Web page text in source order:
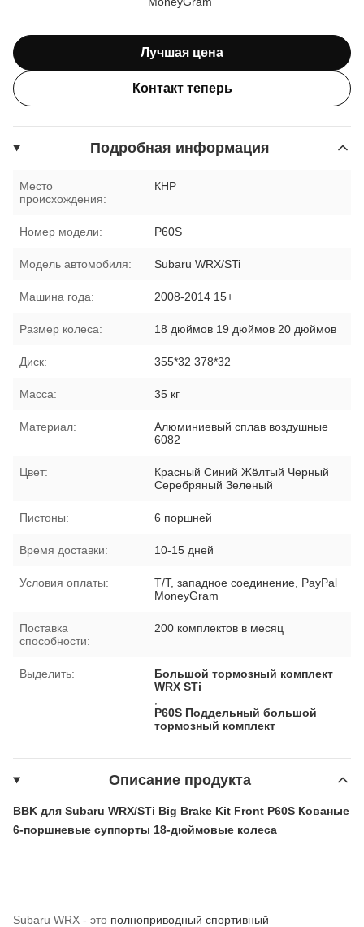
Лучшая цена
Контакт теперь
Подробная информация
Место
происхождения:
КНР
Номер модели: P60S
Модель автомобиля: Subaru WRX/STi
Машина года: 2008-2014 15+
Размер колеса: 18 дюймов 19 дюймов 20 дюймов
Диск: 355*32 378*32
Масса: 35 кг
Материал:
Алюминиевый сплав воздушные
6082
Цвет:
Красный Синий Жёлтый Черный
Серебряный Зеленый
Пистоны: 6 поршней
Время доставки: 10-15 дней
Условия оплаты:
T/T, западное соединение, PayPal
MoneyGram
Поставка
способности:
200 комплектов в месяц
Выделить:
Большой тормозный комплект
WRX STi
P60S Поддельный большой
тормозный комплект
Описание продукта
BBK для Subaru WRX/STi Big Brake Kit Front P60S Кованые
6-поршневые суппорты 18-дюймовые колеса
Subaru WRX - это полноприводный спортивный